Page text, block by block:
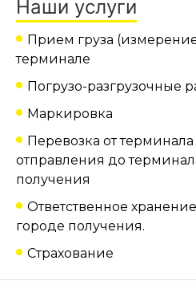
Наши услуги
Прием груза
терминале
Погрузо-разгрузочные
Маркировка
Перевозка от
отправления до
получения
Ответственное
городе получения.
Страхование